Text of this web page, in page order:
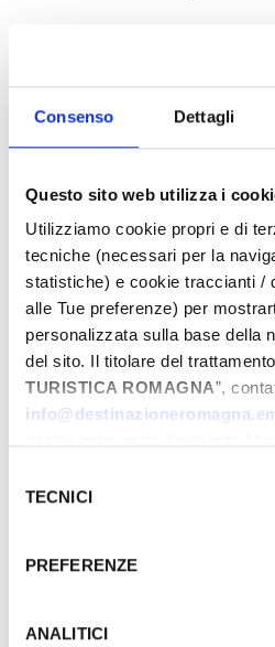
Consenso Dettagli
Questo sito web utilizza i
Utilizziamo cookie propri e di
tecniche (necessari per la
statistiche) e cookie traccianti /
alle Tue preferenze) per
personalizzata sulla base della
del sito. Il titolare del
TURISTICA ROMAGNA”,
gestire le tue preferenze
Qualora acconsenti a tutti i
attualmente non fornisce
l’implementazione di misure
delTECNICI
PREFERENZE
ANALITICI
Eventi di
Dal
A